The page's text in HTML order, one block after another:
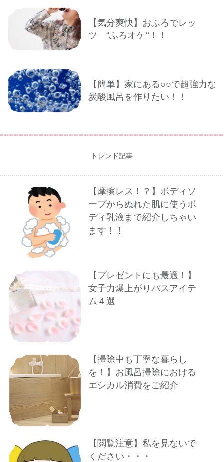
【気分爽快】おふろでレッ
ツ “ふろオケ‘‘！！
【簡単】家にある○○で超強力な
炭酸風呂を作りたい！！
トレンド記事
【摩擦レス！？】ボディソ
ープからぬれた肌に使うボ
ディ乳液まで紹介しちゃい
ます！！
【プレゼントにも最適！】
女子力爆上がりバスアイテ
ム４選
【掃除中も丁寧な暮らし
を！】お風呂掃除における
エシカル消費をご紹介
【閲覧注意】私を見ないで
ください・・・